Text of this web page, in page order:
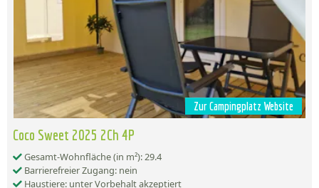
Zur Campingplatz Website
Coco Sweet 2025 2Ch 4P
Gesamt-Wohnfläche (in m²): 29.4
Barrierefreier Zugang: nein
Haustiere: unter Vorbehalt akzeptiert